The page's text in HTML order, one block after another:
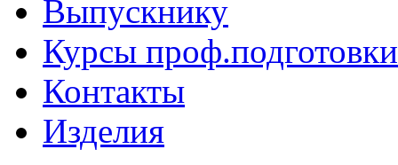
Выпускнику
Курсы проф.подготовки
Контакты
Изделия